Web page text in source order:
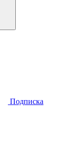
Подписка